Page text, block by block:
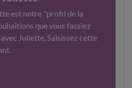
est notre "profil de la
que vous fassiez
Juliette. Saisissez cette